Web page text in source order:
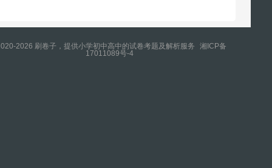
2026 刷卷子，提供小学初中高中的试卷考题及解析服务
湘ICP备
17011089号-4